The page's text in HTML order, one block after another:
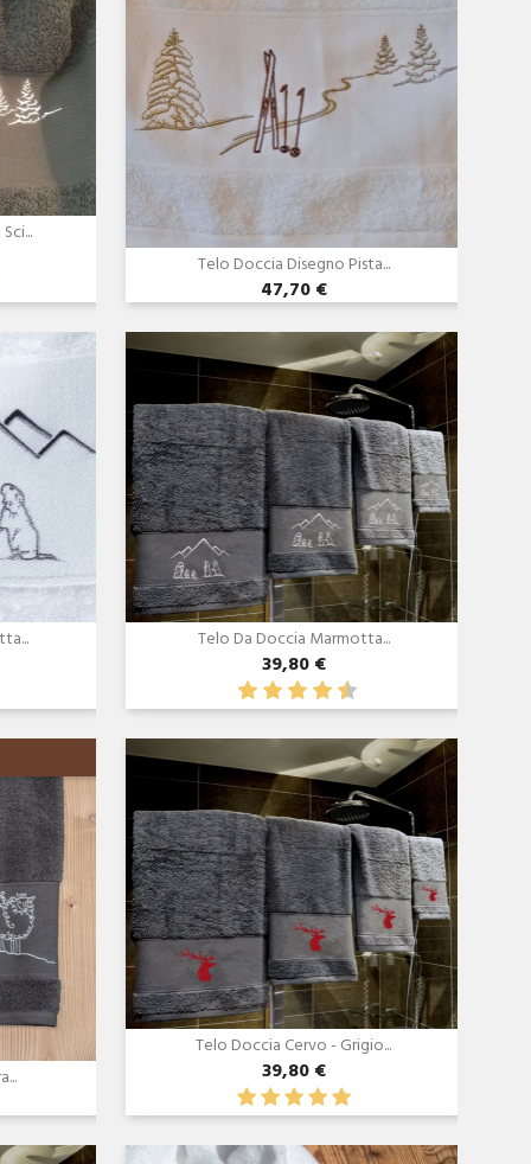
Telo Doccia Disegno Pista...
47,70 €
Anteprima
Telo Da Doccia Marmotta...
39,80 €
Anteprima
Telo Doccia Cervo - Grigio...
39,80 €
Anteprima